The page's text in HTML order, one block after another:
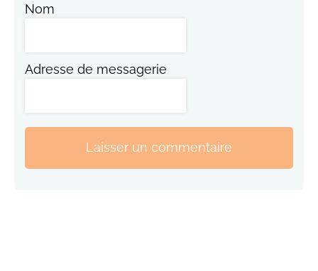
Nom
Adresse de messagerie
Laisser un commentaire